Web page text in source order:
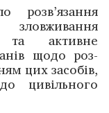
розв’язання
та ­активне
щодо роз­
цих засобів,
цивільного